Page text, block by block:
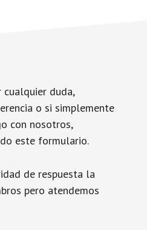
cualquier duda,
o si simplemente
con nosotros,
este formulario.
de respuesta la
pero atendemos